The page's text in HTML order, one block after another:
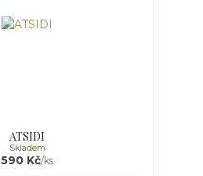
ATSIDI
590 Kč/ks
Skladem